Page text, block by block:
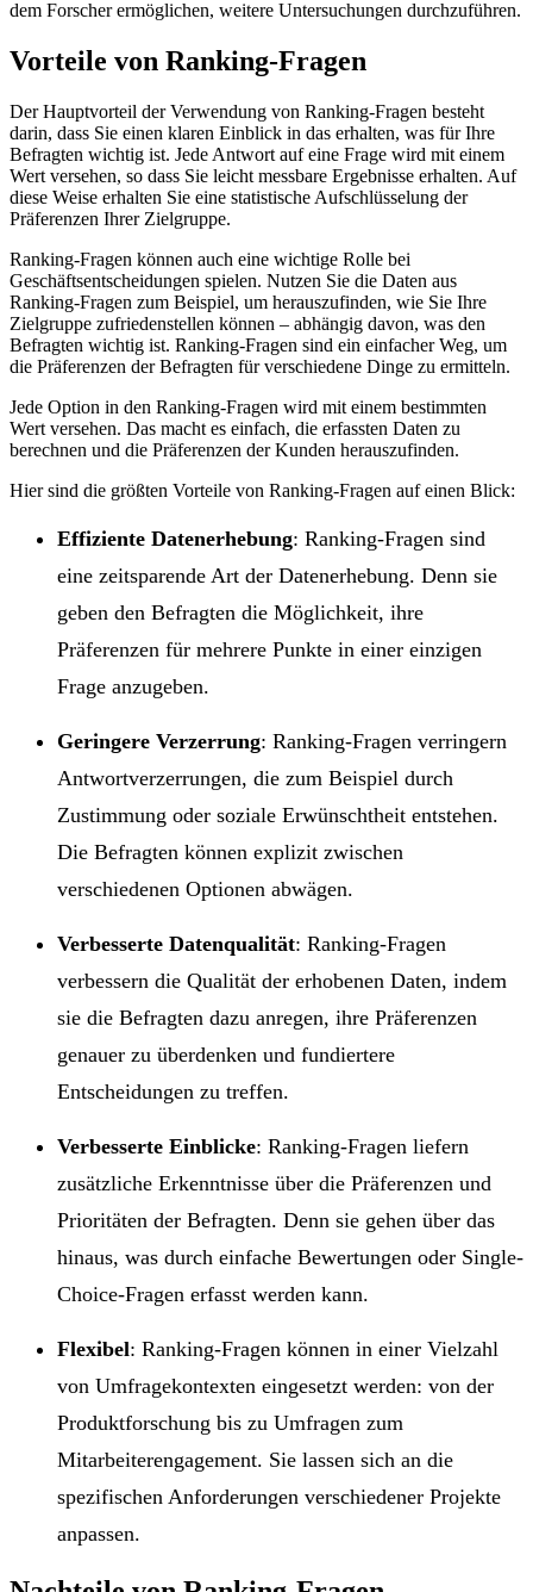
dem Forscher ermöglichen, weitere Untersuchungen durchzuführen.
Vorteile von Ranking-Fragen
Der Hauptvorteil der Verwendung von Ranking-Fragen besteht
darin, dass Sie einen klaren Einblick in das erhalten, was für Ihre
Befragten wichtig ist. Jede Antwort auf eine Frage wird mit einem
Wert versehen, so dass Sie leicht messbare Ergebnisse erhalten. Auf
diese Weise erhalten Sie eine statistische Aufschlüsselung der
Präferenzen Ihrer Zielgruppe.
Ranking-Fragen können auch eine wichtige Rolle bei
Geschäftsentscheidungen spielen. Nutzen Sie die Daten aus
Ranking-Fragen zum Beispiel, um herauszufinden, wie Sie Ihre
Zielgruppe zufriedenstellen können – abhängig davon, was den
Befragten wichtig ist. Ranking-Fragen sind ein einfacher Weg, um
die Präferenzen der Befragten für verschiedene Dinge zu ermitteln.
Jede Option in den Ranking-Fragen wird mit einem bestimmten
Wert versehen. Das macht es einfach, die erfassten Daten zu
berechnen und die Präferenzen der Kunden herauszufinden.
Hier sind die größten Vorteile von Ranking-Fragen auf einen Blick:
Effiziente Datenerhebung: Ranking-Fragen sind
eine zeitsparende Art der Datenerhebung. Denn sie
geben den Befragten die Möglichkeit, ihre
Präferenzen für mehrere Punkte in einer einzigen
Frage anzugeben.
Geringere Verzerrung: Ranking-Fragen verringern
Antwortverzerrungen, die zum Beispiel durch
Zustimmung oder soziale Erwünschtheit entstehen.
Die Befragten können explizit zwischen
verschiedenen Optionen abwägen.
Verbesserte Datenqualität: Ranking-Fragen
verbessern die Qualität der erhobenen Daten, indem
sie die Befragten dazu anregen, ihre Präferenzen
genauer zu überdenken und fundiertere
Entscheidungen zu treffen.
Verbesserte Einblicke: Ranking-Fragen liefern
zusätzliche Erkenntnisse über die Präferenzen und
Prioritäten der Befragten. Denn sie gehen über das
hinaus, was durch einfache Bewertungen oder Single-
Choice-Fragen erfasst werden kann.
Flexibel: Ranking-Fragen können in einer Vielzahl
von Umfragekontexten eingesetzt werden: von der
Produktforschung bis zu Umfragen zum
Mitarbeiterengagement. Sie lassen sich an die
spezifischen Anforderungen verschiedener Projekte
anpassen.